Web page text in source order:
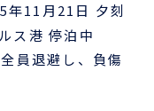
年11 月 21 日 夕刻
港 停泊中
員退避し、負傷